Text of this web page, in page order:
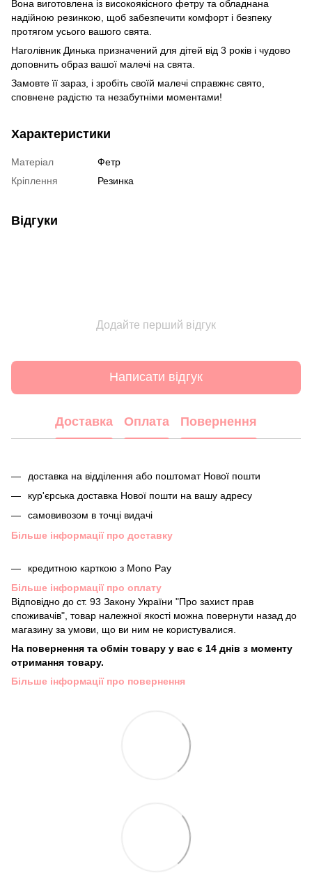
Вона виготовлена із високоякісного фетру та обладнана
надійною резинкою, щоб забезпечити комфорт і безпеку
протягом усього вашого свята.
Наголівник Динька призначений для дітей від 3 років і чудово
доповнить образ вашої малечі на свята.
Замовте її зараз, і зробіть своїй малечі справжнє свято,
сповнене радістю та незабутніми моментами!
Характеристики
Матеріал
Фетр
Кріплення
Резинка
Відгуки
Додайте перший відгук
Написати відгук
Доставка Оплата Повернення
доставка на відділення або поштомат Нової пошти
кур'єрська доставка Нової пошти на вашу адресу
самовивозом в точці видачі
Більше інформації про доставку
кредитною карткою з Mono Pay
Більше інформації про оплату
Відповідно до ст. 93 Закону України "Про захист прав
споживачів", товар належної якості можна повернути назад до
магазину за умови, що ви ним не користувалися.
На повернення та обмін товару у вас є 14 днів з моменту
отримання товару.
Більше інформації про повернення